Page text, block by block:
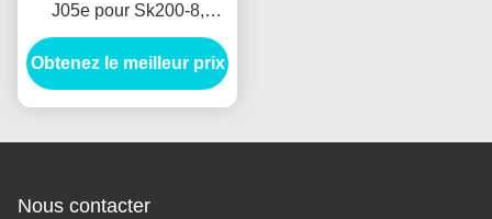
J05e pour Sk200-8,
bêcheur Mantenance
d'excavatrice de Sk250-8
Kobelco
Obtenez le meilleur prix
Nous contacter